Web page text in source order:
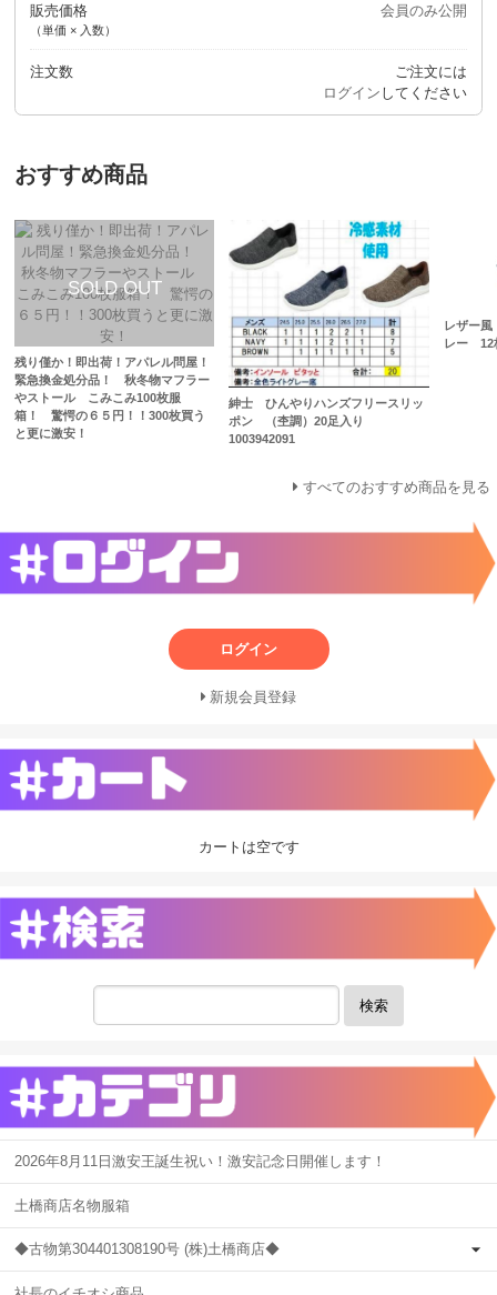
販売価格
（単価 × 入数）
会員のみ公開
注文数
ご注文には
ログイン してください
おすすめ商品
残り僅か！即出荷！アパレル問屋！
緊急換金処分品！ 秋冬物マフラー
やストール こみこみ100枚服
箱！ 驚愕の６５円！！300枚買う
と更に激安！
紳士 ひんやりハンズフリースリッ
ポン （杢調）20足入り
1003942091
レザー
レー 12
すべてのおすすめ商品を見る
ログイン
新規会員登録
カートは空です
検索
2026年8月11日激安王誕生祝い！激安記念日開催します！
土橋商店名物服箱
◆古物第304401308190号 (株)土橋商店◆